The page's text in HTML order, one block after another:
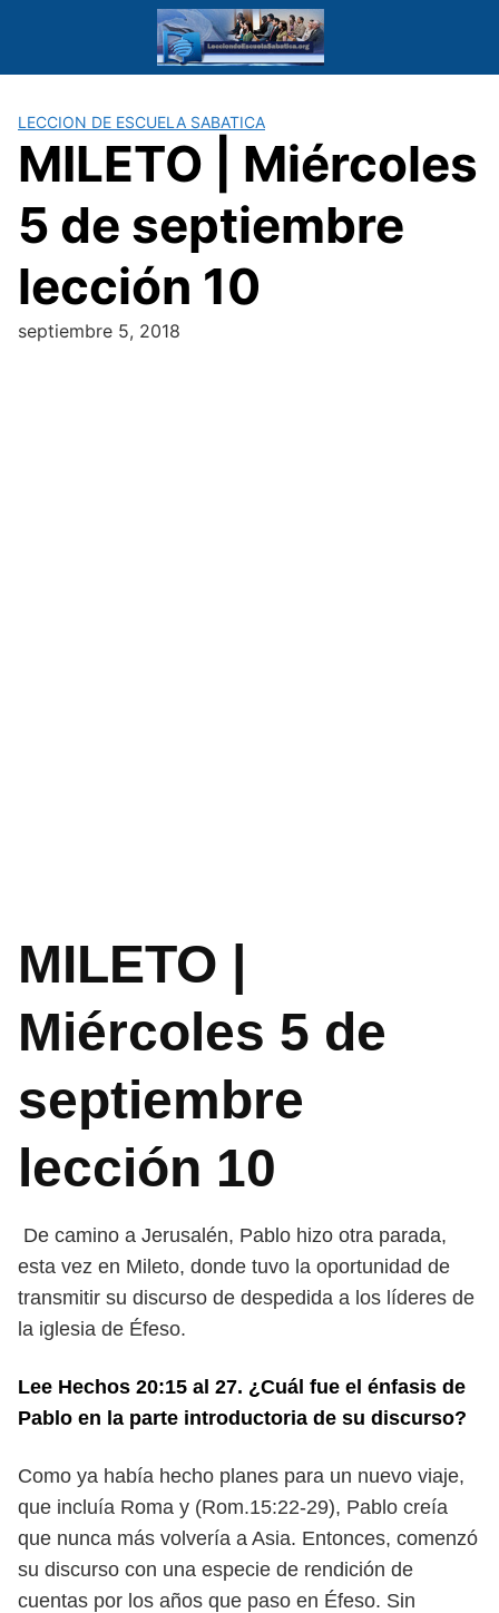
LECCION DE ESCUELA SABATICA
MILETO | Miércoles
5 de septiembre
lección 10
septiembre 5, 2018
MILETO |
Miércoles 5 de
septiembre
lección 10
De camino a Jerusalén, Pablo hizo otra parada,
esta vez en Mileto, donde tuvo la oportunidad de
transmitir su discurso de despedida a los líderes de
la iglesia de Éfeso.
Lee Hechos 20:15 al 27. ¿Cuál fue el énfasis de
Pablo en la parte introductoria de su discurso?
Como ya había hecho planes para un nuevo viaje,
que incluía Roma y (Rom.15:22-29), Pablo creía
que nunca más volvería a Asia. Entonces, comenzó
su discurso con una especie de rendición de
cuentas por los años que paso en Éfeso. Sin